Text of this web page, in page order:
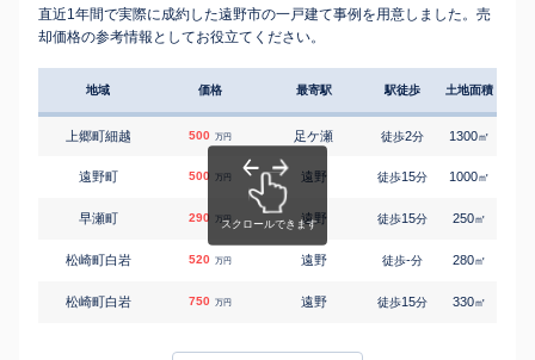
直近1年間で実際に成約した遠野市の一戸建て事例を用意しました。売
却価格の参考情報としてお役立てください。
地域 価格 最寄駅 駅徒歩 土地面積
上郷町細越 500 万円 足ケ瀬 徒歩2分 1300㎡
遠野町 500 万円 遠野 徒歩15分 1000㎡
早瀬町 290 万円 遠野 徒歩15分 250㎡
松崎町白岩 520 万円 遠野 徒歩-分 280㎡
松崎町白岩 750 万円 遠野 徒歩15分 330㎡